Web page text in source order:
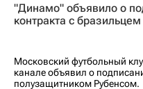
Трансферы
"Динамо" объявило о
контракта с
Московский футбольный
канале объявил о
полузащитником Рубенсом.